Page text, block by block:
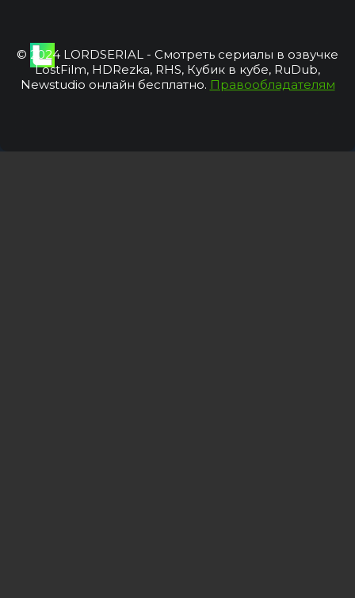
© 2024 LORDSERIAL - Смотреть сериалы в озвучке
LostFilm, HDRezka, RHS, Кубик в кубе, RuDub,
Newstudio онлайн бесплатно. Правообладателям